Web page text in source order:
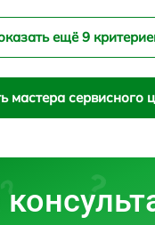
ещё 9
мастера сервисного